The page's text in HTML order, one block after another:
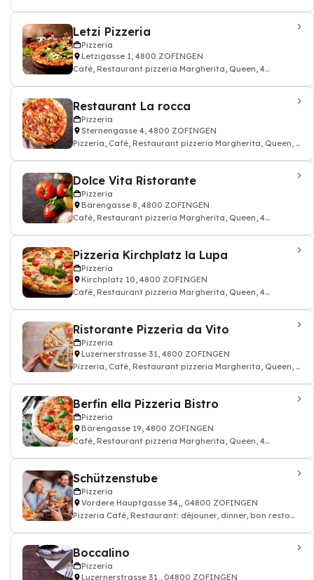
Letzi Pizzeria
Pizzeria
Letzigasse 1, 4800 ZOFINGEN
Café, Restaurant pizzeria Margherita, Queen, 4
Restaurant La rocca
Pizzeria
Sternengasse 4, 4800 ZOFINGEN
Pizzeria, Café, Restaurant pizzeria Margherita, Queen, 4
Dolce Vita Ristorante
Pizzeria
Bärengasse 8, 4800 ZOFINGEN
Café, Restaurant pizzeria Margherita, Queen, 4
Pizzeria Kirchplatz la Lupa
Pizzeria
Kirchplatz 10, 4800 ZOFINGEN
Café, Restaurant pizzeria Margherita, Queen, 4
Ristorante Pizzeria da Vito
Pizzeria
Luzernerstrasse 31, 4800 ZOFINGEN
Pizzeria, Café, Restaurant pizzeria Margherita, Queen, 4
Berfin ella Pizzeria Bistro
Pizzeria
Bärengasse 19, 4800 ZOFINGEN
Café, Restaurant pizzeria Margherita, Queen, 4
Schützenstube
Pizzeria
Vordere Hauptgasse 34,, 04800 ZOFINGEN
Pizzeria Café, Restaurant: déjouner, dinner, bon resto
Boccalino
Pizzeria
Luzernerstrasse 31,, 04800 ZOFINGEN